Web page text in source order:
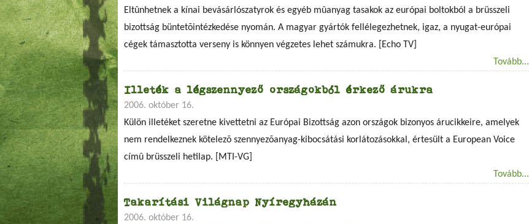
Eltûnhetnek a kínai bevásárlószatyrok és egyéb mûanyag tasakok az európai boltokból a brüsszeli
bizottság büntetõintézkedése nyomán. A magyar gyártók fellélegezhetnek, igaz, a nyugat-európai
cégek támasztotta verseny is könnyen végzetes lehet számukra. [Echo TV]
Tovább...
Illeték a légszennyező országokból érkező árukra
2006. október 16.
Külön illetéket szeretne kivettetni az Európai Bizottság azon országok bizonyos árucikkeire, amelyek
nem rendelkeznek kötelezõ szennyezõanyag-kibocsátási korlátozásokkal, értesült a European Voice
címû brüsszeli hetilap. [MTI-VG]
Tovább...
Takarítási Világnap Nyíregyházán
2006. október 16.